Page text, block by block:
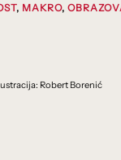
, MAKRO,
Robert Borenić